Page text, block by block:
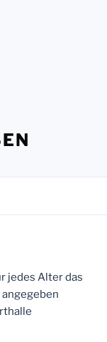
jedes Alter das